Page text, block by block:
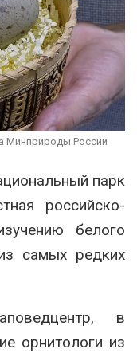
Минприроды России
парк
российско-
белого
самых редких
, в
орнитологи из